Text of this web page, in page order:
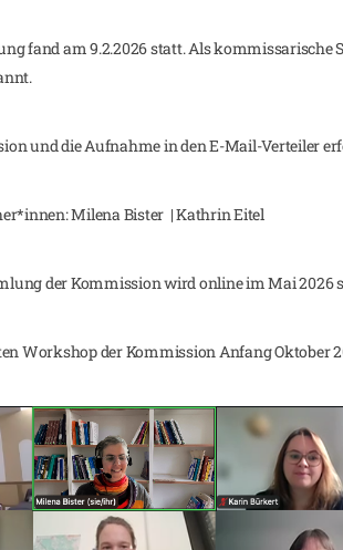
fand am9.2.2026 statt. Als kommissarische
und die Aufnahme in den E-Mail-Verteiler
Milena Bister | Kathrin Eitel
der Kommission wird online im Mai
Workshop der Kommission Anfang Oktober